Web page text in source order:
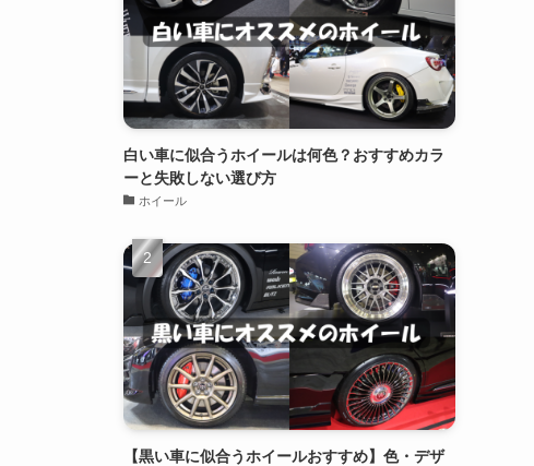
白い車に似合うホイールは何色？おすすめカラ
ーと失敗しない選び方
ホイール
【黒い車に似合うホイールおすすめ】色・デザ